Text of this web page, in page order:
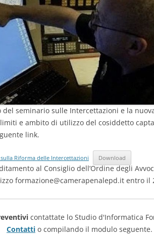
seminario sulle Intercettazioni e la
e ambito di utilizzo del cosiddetto
link.
Riforma delle Intercettazioni Download
al Consiglio dell’Ordine degli
formazione@camerapenalepd.it entro il
contattate lo Studio d'Informatica
Contattio compilando il modulo seguente.